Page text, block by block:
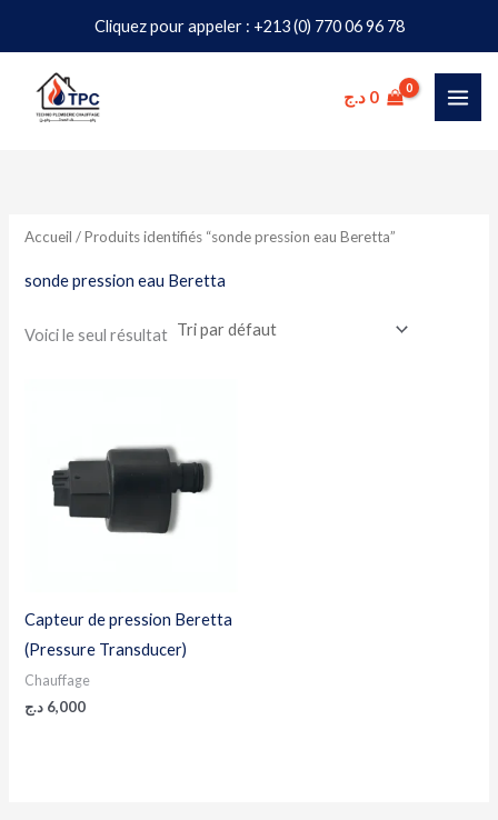
Cliquez pour appeler : +213 (0) 770 06 96 78
contenu
0 د.ج
Accueil / Produits identifiés “sonde pression eau Beretta”
sonde pression eau Beretta
Voici le seul résultat
Capteur de pression Beretta
(Pressure Transducer)
Chauffage
6,000 د.ج